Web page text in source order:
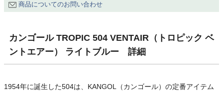
商品についてのお問い合わせ
カンゴール TROPIC 504 VENTAIR（トロピック ベ
ントエアー） ライトブルー 詳細
1954年に誕生した504は、KANGOL（カンゴール）の定番アイテム